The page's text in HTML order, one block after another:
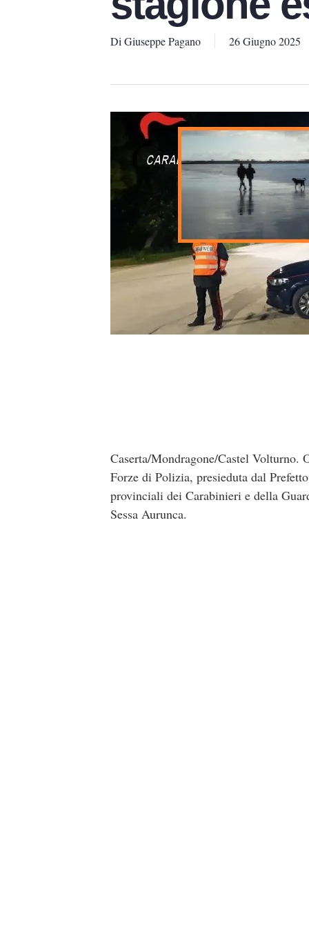
Di Giuseppe Pagano 26 Giugno 2025
Caserta/Mondragone/Castel Volturno.
Forze di Polizia, presieduta dal
provinciali dei Carabinieri e della
Sessa Aurunca.